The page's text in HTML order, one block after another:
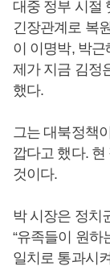
대중 정부 시절
긴장관계로 복
이 이명박, 박
제가 지금 김정
했다.
그는 대북정책
깝다고 했다.
것이다.
박 시장은 정치
“유족들이 원하
일치로 통과시